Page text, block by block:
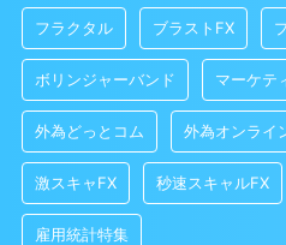
フラクタル ブラストFX
ボリンジャーバンド マーケテ
外為どっとコム 外為オンライ
激スキャFX 秒速スキャルFX
雇用統計特集